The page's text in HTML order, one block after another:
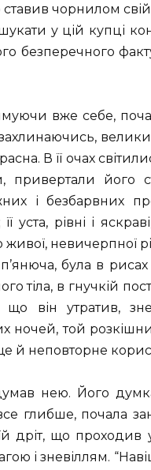
ставив чорнилом
у цій купці
безперечного
вже себе,
В її очах
привертали його
і безбарвних
уста, рівні і
невичерпної
була в
тіла, в гнучкій
він утратив,
ночей, той
й неповторне
нею. Його
глибше, почала
дріт, що
і зневіллям.